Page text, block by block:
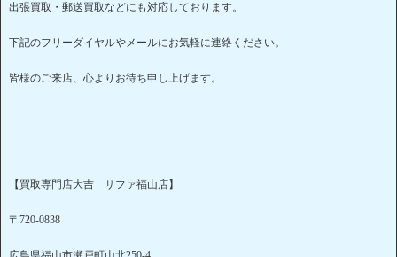
出張買取・郵送買取などにも対応しております。
下記のフリーダイヤルやメールにお気軽に連絡ください。
皆様のご来店、心よりお待ち申し上げます。
【買取専門店大吉 サファ福山店】
〒720-0838